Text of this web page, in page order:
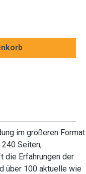
Wert ein
im größeren Format
Seiten,
die Erfahrungen der
über 100 aktuelle wie